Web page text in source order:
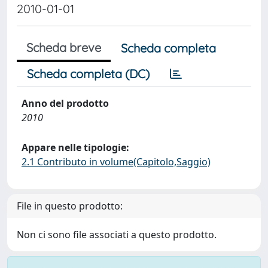
2010-01-01
Scheda breve
Scheda completa
Scheda completa (DC)
Anno del prodotto
2010
Appare nelle tipologie:
2.1 Contributo in volume(Capitolo,Saggio)
File in questo prodotto:
Non ci sono file associati a questo prodotto.